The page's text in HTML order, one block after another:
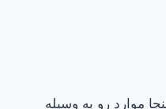
موارد رو به وسیله